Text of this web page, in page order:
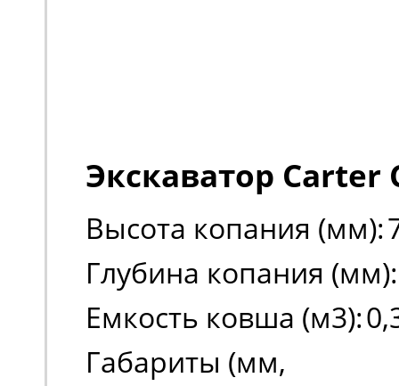
Экскаватор Carter
Высота копания (мм):
Глубина копания (мм):
Емкость ковша (м3):
Габариты (мм,